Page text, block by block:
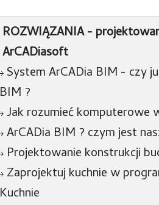
ROZWIĄZANIA -
ArCADiasoft
System ArCADia BIM - czy
BIM ?
Jak rozumieć komputerowe
ArCADia BIM ? czym jest
Projektowanie konstrukcji
Zaprojektuj kuchnie w
Kuchnie